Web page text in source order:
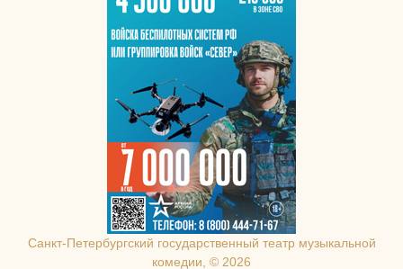
Санкт-Петербургcкий государственный театр музыкальной
комедии, © 2026